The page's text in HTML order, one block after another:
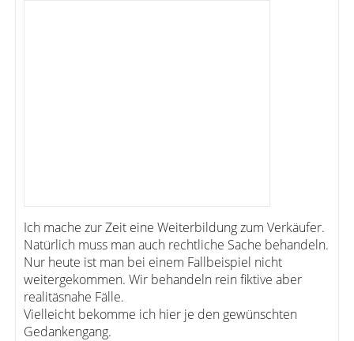
Ich mache zur Zeit eine Weiterbildung zum Verkäufer.
Natürlich muss man auch rechtliche Sache behandeln.
Nur heute ist man bei einem Fallbeispiel nicht
weitergekommen. Wir behandeln rein fiktive aber
realitäsnahe Fälle.
Vielleicht bekomme ich hier je den gewünschten
Gedankengang.